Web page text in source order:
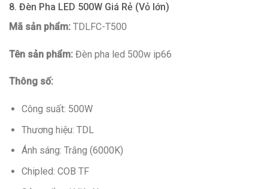
8. Đèn Pha LED 500W Giá Rẻ (Vỏ lớn)
Mã sản phẩm: TDLFC-T500
Tên sản phẩm: Đèn pha led 500w ip66
Thông số:
Công suất: 500W
Thương hiệu: TDL
Ánh sáng: Trắng (6000K)
Chipled: COB TF